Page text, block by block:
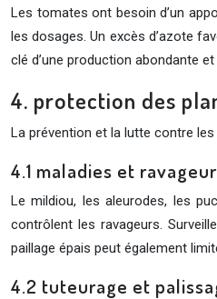
Les tomates ont besoin d’un
les dosages. Un excès d’azote
clé d’une production abondante
4. protection des
La prévention et la lutte contre
4.1 maladies et
Le mildiou, les aleurodes, les
contrôlent les ravageurs.
paillage épais peut également
4.2 tuteurage et